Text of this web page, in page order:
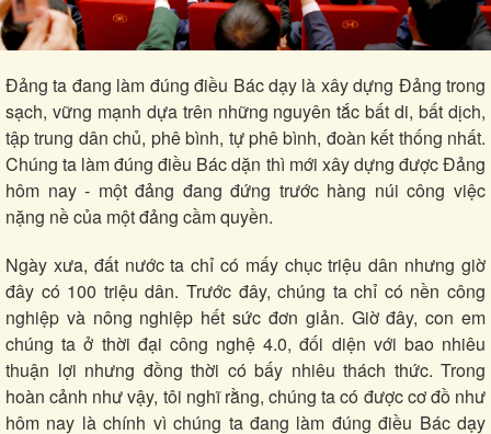
Du lịch
Tư vấn
Săn Tour
check-in
Podcast
Câu chuyện thời sự
Đọc truyện đêm khuya
Cửa sổ tình yêu
Kể chuyện cho bé
Hạt giống tâm hồn
Đảng ta đang làm đúng điều Bác dạy là xây dựng Đảng trong
sạch, vững mạnh dựa trên những nguyên tắc bất di, bất dịch,
tập trung dân chủ, phê bình, tự phê bình, đoàn kết thống nhất.
Chúng ta làm đúng điều Bác dặn thì mới xây dựng được Đảng
hôm nay - một đảng đang đứng trước hàng núi công việc
nặng nề của một đảng cầm quyền.
Ngày xưa, đất nước ta chỉ có mấy chục triệu dân nhưng giờ
đây có 100 triệu dân. Trước đây, chúng ta chỉ có nền công
nghiệp và nông nghiệp hết sức đơn giản. Giờ đây, con em
chúng ta ở thời đại công nghệ 4.0, đối diện với bao nhiêu
thuận lợi nhưng đồng thời có bấy nhiêu thách thức. Trong
hoàn cảnh như vậy, tôi nghĩ rằng, chúng ta có được cơ đồ như
hôm nay là chính vì chúng ta đang làm đúng điều Bác dạy